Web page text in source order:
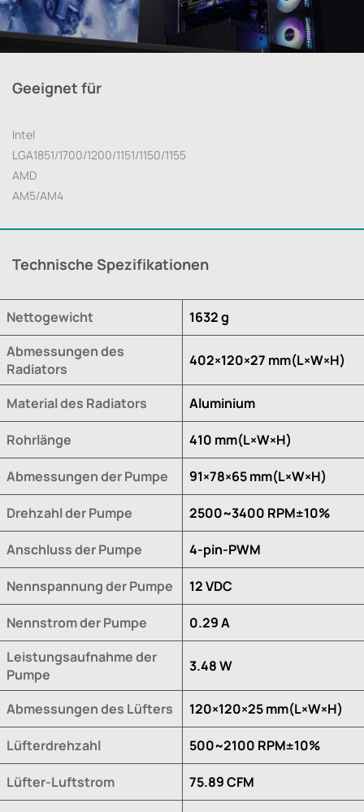
Geeignet für
Intel
LGA1851/1700/1200/1151/1150/1155
AMD
AM5/AM4
Technische Spezifikationen
Nettogewicht
1632 g
Abmessungen des
Radiators
402×120×27 mm(L×W×H)
Material des Radiators Aluminium
Rohrlänge 410 mm(L×W×H)
Abmessungen der Pumpe 91×78×65 mm(L×W×H)
Drehzahl der Pumpe 2500~3400 RPM±10%
Anschluss der Pumpe 4-pin-PWM
Nennspannung der Pumpe 12 VDC
Nennstrom der Pumpe
0.29 A
Leistungsaufnahme der
Pumpe
3.48 W
Abmessungen des Lüfters 120×120×25 mm(L×W×H)
Lüfterdrehzahl 500~2100 RPM±10%
Lüfter-Luftstrom 75.89 CFM